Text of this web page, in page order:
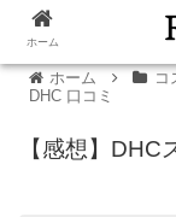
ホーム コ
DHC 口コミ
【感想】
ホーム